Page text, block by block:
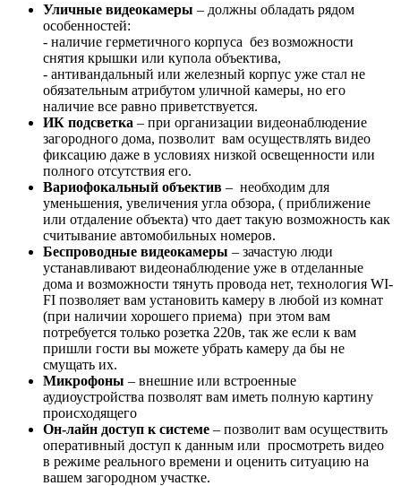
Уличные видеокамеры – должны обладать рядом
особенностей:
- наличие герметичного корпуса без возможности
снятия крышки или купола объектива,
- антивандальный или железный корпус уже стал не
обязательным атрибутом уличной камеры, но его
наличие все равно приветствуется.
ИК подсветка – при организации видеонаблюдение
загородного дома, позволит вам осуществлять видео
фиксацию даже в условиях низкой освещенности или
полного отсутствия его.
Вариофокальный объектив – необходим для
уменьшения, увеличения угла обзора, ( приближение
или отдаление объекта) что дает такую возможность как
считывание автомобильных номеров.
Беспроводные видеокамеры – зачастую люди
устанавливают видеонаблюдение уже в отделанные
дома и возможности тянуть провода нет, технология WI-
FI позволяет вам установить камеру в любой из комнат
(при наличии хорошего приема) при этом вам
потребуется только розетка 220в, так же если к вам
пришли гости вы можете убрать камеру да бы не
смущать их.
Микрофоны – внешние или встроенные
аудиоустройства позволят вам иметь полную картину
происходящего
Он-лайн доступ к системе – позволит вам осуществить
оперативный доступ к данным или просмотреть видео
в режиме реального времени и оценить ситуацию на
вашем загородном участке.